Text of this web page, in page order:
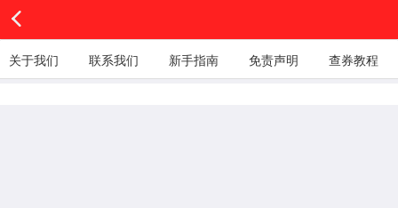
关于我们 联系我们 新手指南 免责声明 查券教程